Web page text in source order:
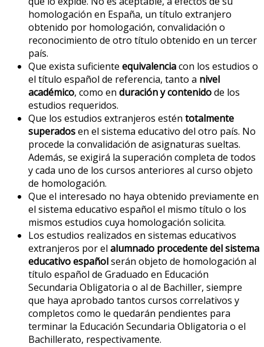
homologación en España, un título extranjero
obtenido por homologación, convalidación o
reconocimiento de otro título obtenido en un tercer
país.
Que exista suficiente equivalenciacon los estudios o
el título español de referencia, tanto a nivel
académico, como en duración y contenidode los
estudios requeridos.
Que los estudios extranjeros estén totalmente
superadosen el sistema educativo del otro país. No
procede la convalidación de asignaturas sueltas.
Además, se exigirá la superación completa de todos
y cada uno de los cursos anteriores al curso objeto
de homologación.
Que el interesado no haya obtenido previamente en
el sistema educativo español el mismo título o los
mismos estudios cuya homologación solicita.
Los estudios realizados en sistemas educativos
extranjeros por el alumnado procedente del sistema
educativo españolserán objeto de homologación al
título español de Graduado en Educación
Secundaria Obligatoria o al de Bachiller, siempre
que haya aprobado tantos cursos correlativos y
completos como le quedarán pendientes para
terminar la Educación Secundaria Obligatoria o el
Bachillerato, respectivamente.